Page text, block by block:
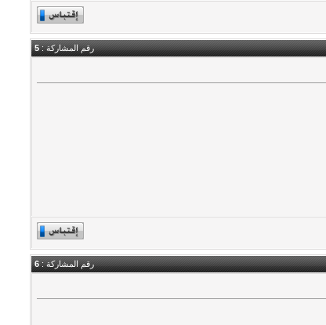
رقم المشاركة :5
رقم المشاركة :6